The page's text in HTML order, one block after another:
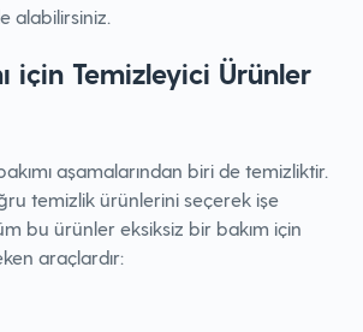
alabilirsiniz.
için Temizleyici Ürünler
aşamalarından biri de temizliktir.
temizlik ürünlerini seçerek işe
bu ürünler eksiksiz bir bakım için
araçlardır: